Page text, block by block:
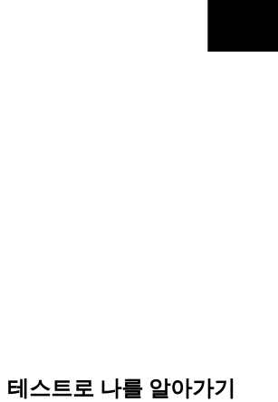
테스트로 나를 알아가기